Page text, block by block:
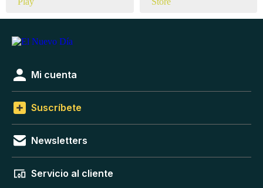
Mi cuenta
Suscríbete
Newsletters
Servicio al cliente